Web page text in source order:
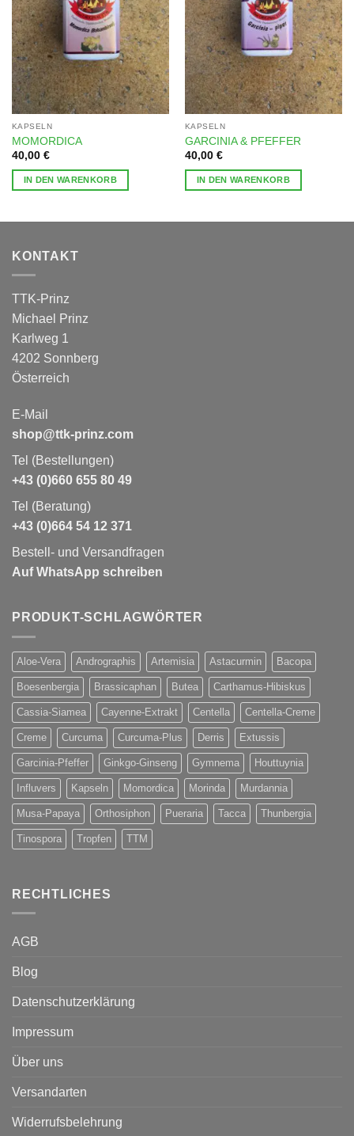
KAPSELN
MOMORDICA
40,00 €
IN DEN WARENKORB
KAPSELN
GARCINIA & PFEFFER
40,00 €
IN DEN WARENKORB
KONTAKT
TTK-Prinz
Michael Prinz
Karlweg 1
4202 Sonnberg
Österreich
E-Mail
shop@ttk-prinz.com
Tel (Bestellungen)
+43 (0)660 655 80 49
Tel (Beratung)
+43 (0)664 54 12 371
Bestell- und Versandfragen
Auf WhatsApp schreiben
PRODUKT-SCHLAGWÖRTER
Aloe-Vera Andrographis Artemisia Astacurmin Bacopa
Boesenbergia Brassicaphan Butea Carthamus-Hibiskus
Cassia-Siamea Cayenne-Extrakt Centella Centella-Creme
Creme Curcuma Curcuma-Plus Derris Extussis
Garcinia-Pfeffer Ginkgo-Ginseng Gymnema Houttuynia
Influvers Kapseln Momordica Morinda Murdannia
Musa-Papaya Orthosiphon Pueraria Tacca Thunbergia
Tinospora Tropfen TTM
RECHTLICHES
AGB
Blog
Datenschutzerklärung
Impressum
Über uns
Versandarten
Widerrufsbelehrung